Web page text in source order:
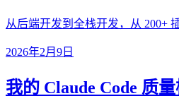
从后端开发到全栈开发，从 200+
2026年2月9日
我的 Claude Code 质